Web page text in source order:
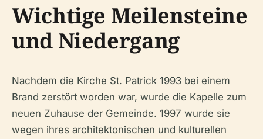
Wichtige Meilensteine
und Niedergang
Nachdem die Kirche St. Patrick 1993 bei einem
Brand zerstört worden war, wurde die Kapelle zum
neuen Zuhause der Gemeinde. 1997 wurde sie
wegen ihres architektonischen und kulturellen